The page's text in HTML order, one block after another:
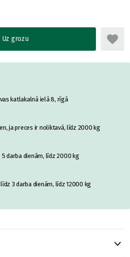
Uz grozu
katlakalnā ielā 8, rīgā
ja preces ir noliktavā, līdz 2000 kg
darba dienām, līdz 2000 kg
3 darba dienām, līdz 12000 kg